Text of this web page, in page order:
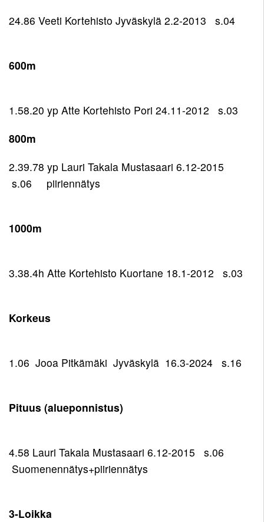
24.86 Veeti Kortehisto Jyväskylä 2.2-2013 s.04
600m
1.58.20 yp Atte Kortehisto Pori 24.11-2012 s.03
800m
2.39.78 yp Lauri Takala Mustasaari 6.12-2015
s.06 piiriennätys
1000m
3.38.4h Atte Kortehisto Kuortane 18.1-2012 s.03
Korkeus
1.06 Jooa Pitkämäki Jyväskylä 16.3-2024 s.16
Pituus (alueponnistus)
4.58 Lauri Takala Mustasaari 6.12-2015 s.06
Suomenennätys+piiriennätys
3-Loikka